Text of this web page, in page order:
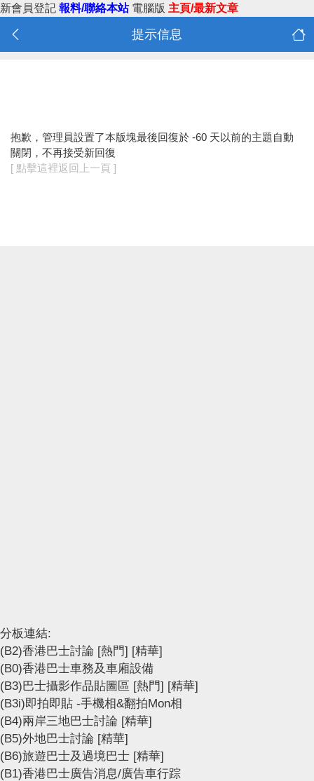
新會員登記 報料/聯絡本站 電腦版 主頁/最新文章
提示信息
抱歉，管理員設置了本版塊最後回復於 -60 天以前的主題自動
關閉，不再接受新回復
[ 點擊這裡返回上一頁 ]
分板連結:
(B2)香港巴士討論 [熱門] [精華]
(B0)香港巴士車務及車廂設備
(B3)巴士攝影作品貼圖區 [熱門] [精華]
(B3i)即拍即貼 -手機相&翻拍Mon相
(B4)兩岸三地巴士討論 [精華]
(B5)外地巴士討論 [精華]
(B6)旅遊巴士及過境巴士 [精華]
(B1)香港巴士廣告消息/廣告車行踪